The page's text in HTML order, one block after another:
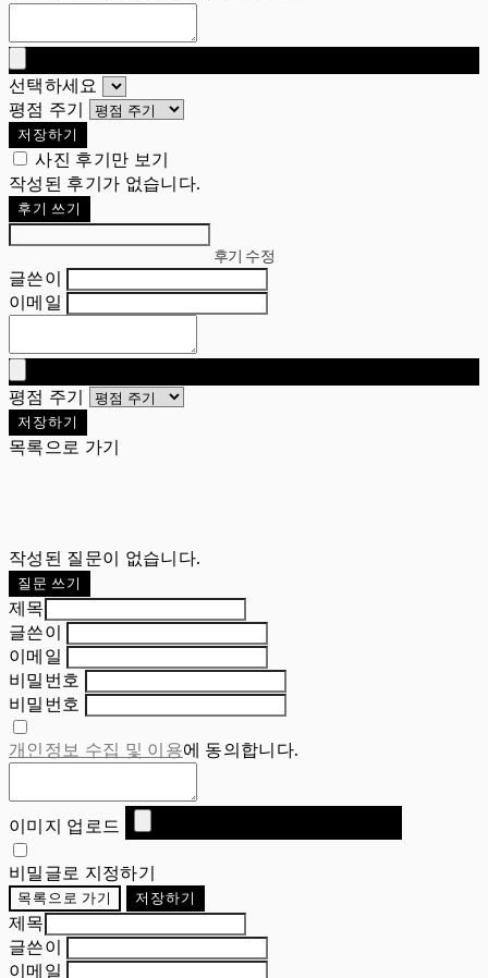
선택하세요
평점 주기
저장하기
사진 후기만 보기
작성된 후기가 없습니다.
후기 쓰기
후기 수정
글쓴이
이메일
평점 주기
저장하기
목록으로 가기
작성된 질문이 없습니다.
질문 쓰기
제목
글쓴이
이메일
비밀번호
비밀번호
개인정보 수집 및 이용에 동의합니다.
이미지 업로드
비밀글로 지정하기
목록으로 가기 저장하기
제목
글쓴이
이메일